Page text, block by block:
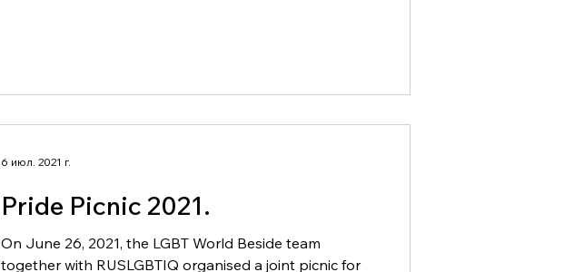
Pride Picnic 2021.
On June 26, 2021, the LGBT World Beside team
together with RUSLGBTIQ organised a joint picnic for
6 июл. 2021 г.